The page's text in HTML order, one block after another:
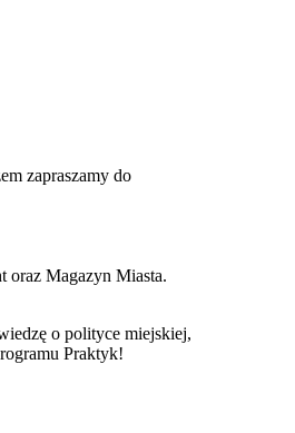
zapraszamy do
oraz Magazyn Miasta.
o polityce miejskiej,
Praktyk!